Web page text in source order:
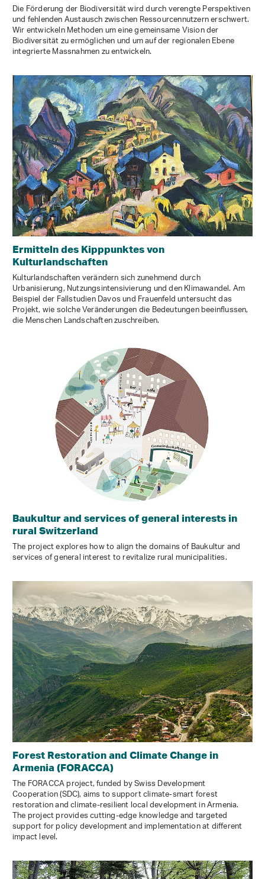
Die Förderung der Biodiversität wird durch verengte Perspektiven
und fehlenden Austausch zwischen Ressourcennutzern erschwert.
Wir entwickeln Methoden um eine gemeinsame Vision der
Biodiversität zu ermöglichen und um auf der regionalen Ebene
integrierte Massnahmen zu entwickeln.
Ermitteln des Kipppunktes von
Kulturlandschaften
Kulturlandschaften verändern sich zunehmend durch
Urbanisierung, Nutzungsintensivierung und den Klimawandel. Am
Beispiel der Fallstudien Davos und Frauenfeld untersucht das
Projekt, wie solche Veränderungen die Bedeutungen beeinflussen,
die Menschen Landschaften zuschreiben.
Baukultur and services of general interests in
rural Switzerland
The project explores how to align the domains of Baukultur and
services of general interest to revitalize rural municipalities.
Forest Restoration and Climate Change in
Armenia (FORACCA)
The FORACCA project, funded by Swiss Development
Cooperation (SDC), aims to support climate-smart forest
restoration and climate-resilient local development in Armenia.
The project provides cutting-edge knowledge and targeted
support for policy development and implementation at different
impact level.